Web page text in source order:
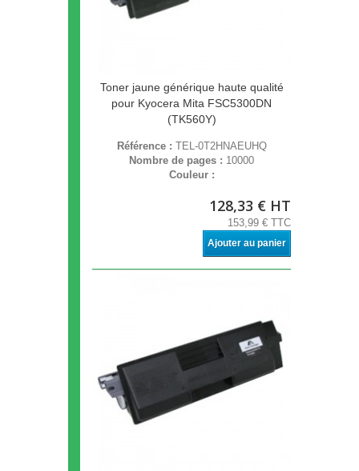
Toner jaune générique haute qualité
pour Kyocera Mita FSC5300DN
(TK560Y)
Référence : TEL-0T2HNAEUHQ
Nombre de pages : 10000
Couleur :
128,33 € HT
153,99 € TTC
Ajouter au panier